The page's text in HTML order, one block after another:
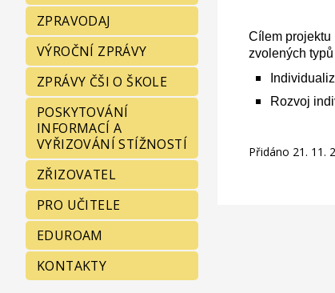
Cílem projektu
zvolených
Rozvoj
Přidáno 21. 11.
ZPRAVODAJ
VÝROČNÍ ZPRÁVY
ZPRÁVY ČŠI O ŠKOLE
POSKYTOVÁNÍ
INFORMACÍ A
VYŘIZOVÁNÍ STÍŽNOSTÍ
ZŘIZOVATEL
PRO UČITELE
EDUROAM
KONTAKTY